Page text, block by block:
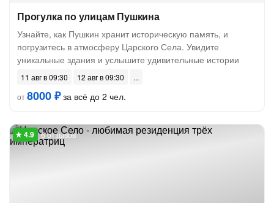
Прогулка по улицам Пушкина
Узнайте, как Пушкин хранит историческую память, и
погрузитесь в атмосферу Царского Села. Увидите
уникальные здания и услышите удивительные истории
11 авг в 09:30
12 авг в 09:30
от8000 ₽за всё до 2 чел.
6 отзывов